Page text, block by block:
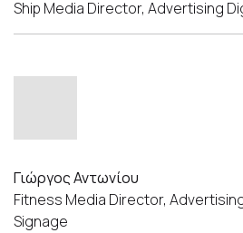
Ship Media Director, Advertising
Γιώργος Αντωνίου
Fitness Media Director,
Signage